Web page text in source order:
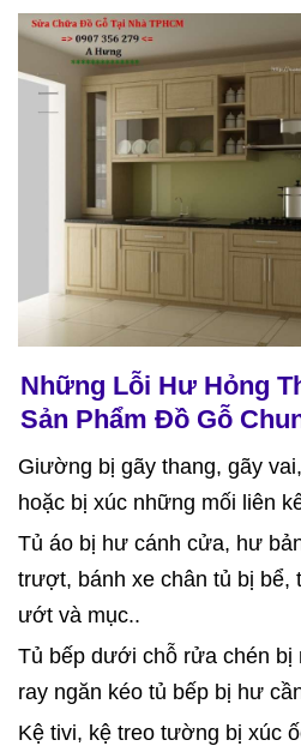
Những Lỗi Hư Hỏng
Sản Phẩm Đồ Gỗ
Giường bị gãy thang, gãy
hoặc bị xúc những mối liên
Tủ áo bị hư cánh cửa, hư
trượt, bánh xe chân tủ bị bể,
ướt và mục..
Tủ bếp dưới chỗ rửa chén bị
ray ngăn kéo tủ bếp bị hư
Kệ tivi, kệ treo tường bị xúc